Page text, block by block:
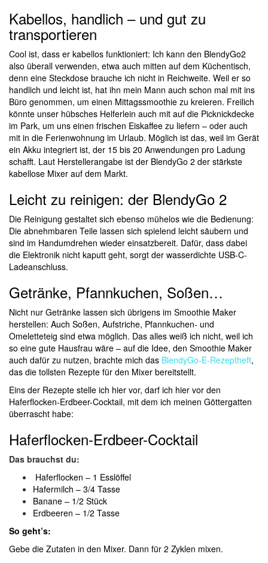
Kabellos, handlich – und gut zu
transportieren
Cool ist, dass er kabellos funktioniert: Ich kann den BlendyGo2
also überall verwenden, etwa auch mitten auf dem Küchentisch,
denn eine Steckdose brauche ich nicht in Reichweite. Weil er so
handlich und leicht ist, hat ihn mein Mann auch schon mal mit ins
Büro genommen, um einen Mittagssmoothie zu kreieren. Freilich
könnte unser hübsches Helferlein auch mit auf die Picknickdecke
im Park, um uns einen frischen Eiskaffee zu liefern – oder auch
mit in die Ferienwohnung im Urlaub. Möglich ist das, weil im Gerät
ein Akku integriert ist, der 15 bis 20 Anwendungen pro Ladung
schafft. Laut Herstellerangabe ist der BlendyGo 2 der stärkste
kabellose Mixer auf dem Markt.
Leicht zu reinigen: der BlendyGo 2
Die Reinigung gestaltet sich ebenso mühelos wie die Bedienung:
Die abnehmbaren Teile lassen sich spielend leicht säubern und
sind im Handumdrehen wieder einsatzbereit. Dafür, dass dabei
die Elektronik nicht kaputt geht, sorgt der wasserdichte USB-C-
Ladeanschluss.
Getränke, Pfannkuchen, Soßen…
Nicht nur Getränke lassen sich übrigens im Smoothie Maker
herstellen: Auch Soßen, Aufstriche, Pfannkuchen- und
Omeletteteig sind etwa möglich. Das alles weiß ich nicht, weil ich
so eine gute Hausfrau wäre – auf die Idee, den Smoothie Maker
auch dafür zu nutzen, brachte mich das BlendyGo-E-Rezeptheft,
das die tollsten Rezepte für den Mixer bereitstellt.
Eins der Rezepte stelle ich hier vor, darf ich hier vor den
Haferflocken-Erdbeer-Cocktail, mit dem ich meinen Göttergatten
überrascht habe:
Haferflocken-Erdbeer-Cocktail
Das brauchst du:
Haferflocken – 1 Esslöffel
Hafermilch – 3/4 Tasse
Banane – 1/2 Stück
Erdbeeren – 1/2 Tasse
So geht’s:
Gebe die Zutaten in den Mixer. Dann für 2 Zyklen mixen.